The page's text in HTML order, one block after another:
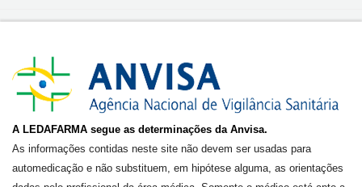
A LEDAFARMA segue as determinações da Anvisa.
As informações contidas neste site não devem ser usadas para
automedicação e não substituem, em hipótese alguma, as orientações